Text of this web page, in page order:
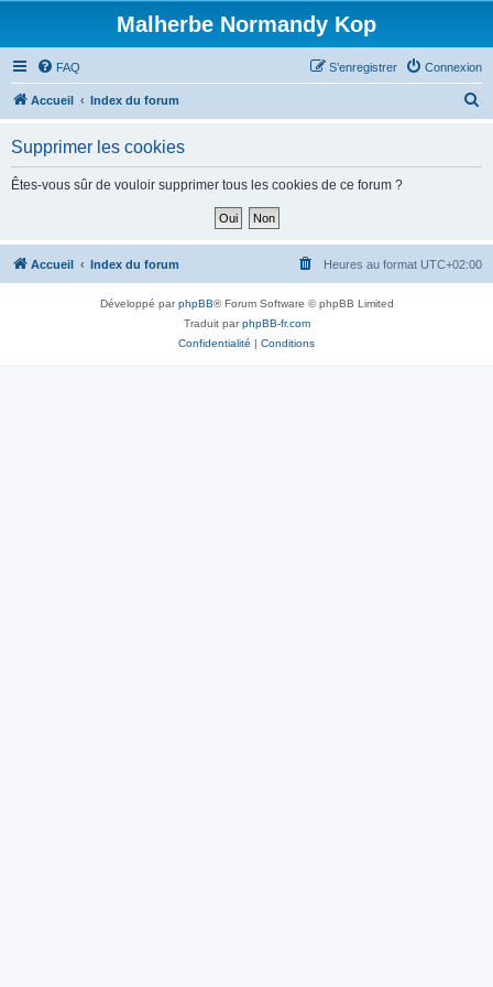
Malherbe Normandy Kop
FAQ Connexion
S’enregistrer
Accueil Index du forum
h
Supprimer les cookies
Êtes-vous sûr de vouloir supprimer tous les cookies de ce forum ?
Accueil Index du forum Heures au format UTC+02:00
Développé parphpBB® Forum Software © phpBB Limited
Traduit parphpBB-fr.com
Confidentialité | Conditions